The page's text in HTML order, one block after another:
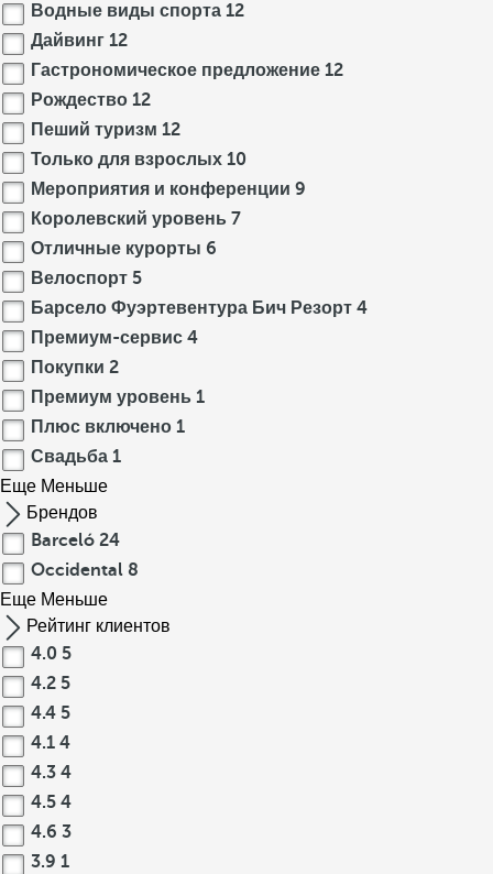
Водные виды спорта 12
Дайвинг 12
Гастрономическое предложение 12
Рождество 12
Пеший туризм 12
Только для взрослых 10
Мероприятия и конференции 9
Королевский уровень 7
Отличные курорты 6
Велоспорт 5
Барсело Фуэртевентура Бич Резорт 4
Премиум-сервис 4
Покупки 2
Премиум уровень 1
Плюс включено 1
Свадьба 1
Еще Меньше
Брендов
Barceló 24
Occidental 8
Еще Меньше
Рейтинг клиентов
4.0 5
4.2 5
4.4 5
4.1 4
4.3 4
4.5 4
4.6 3
3.9 1